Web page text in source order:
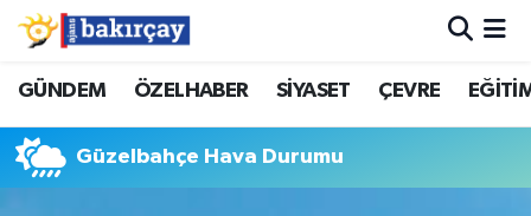
GÜNDEM ÖZELHABER SİYASET ÇEVRE
Güzelbahçe Hava Durumu
İzmir Nöbetçi Eczaneler
İzmir Hava Durumu